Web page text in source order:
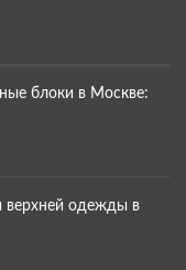
блоки в Москве:
верхней одежды в